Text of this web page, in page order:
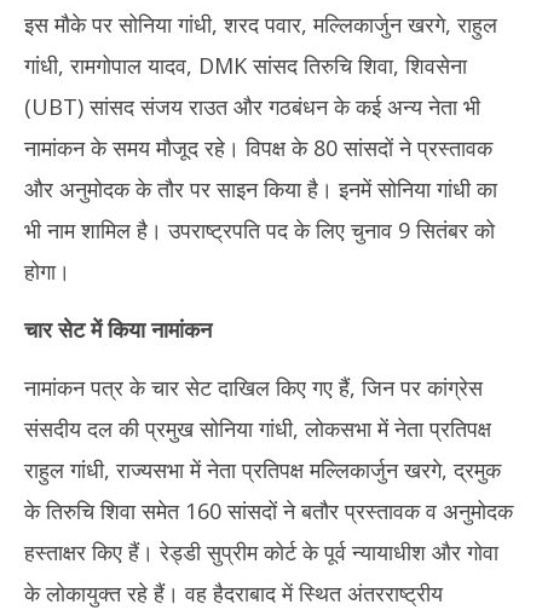
NOW VIEWING
विपक्ष के उपराष्ट्रपति पद के उम्मीदवार बी सुदर्शन ने किया नामांकन, सोनिया गांधी,
और खरगे समेत कई बड़े नेता रहे मौजूद
August
2025
इस मौके पर सोनिया गांधी, शरद पवार, मल्लिकार्जुन खरगे, राहुल
गांधी, रामगोपाल यादव, DMK सांसद तिरुचि शिवा, शिवसेना
(UBT) सांसद संजय राउत और गठबंधन के कई अन्य नेता भी
नामांकन के समय मौजूद रहे। विपक्ष के 80 सांसदों ने प्रस्तावक
और अनुमोदक के तौर पर साइन किया है। इनमें सोनिया गांधी का
भी नाम शामिल है। उपराष्ट्रपति पद के लिए चुनाव 9 सितंबर को
होगा।
चार सेट में किया नामांकन
नामांकन पत्र के चार सेट दाखिल किए गए हैं, जिन पर कांग्रेस
संसदीय दल की प्रमुख सोनिया गांधी, लोकसभा में नेता प्रतिपक्ष
राहुल गांधी, राज्यसभा में नेता प्रतिपक्ष मल्लिकार्जुन खरगे, द्रमुक
के तिरुचि शिवा समेत 160 सांसदों ने बतौर प्रस्तावक व अनुमोदक
हस्ताक्षर किए हैं। रेड्डी सुप्रीम कोर्ट के पूर्व न्यायाधीश और गोवा
के लोकायुक्त रहे हैं। वह हैदराबाद में स्थित अंतरराष्ट्रीय